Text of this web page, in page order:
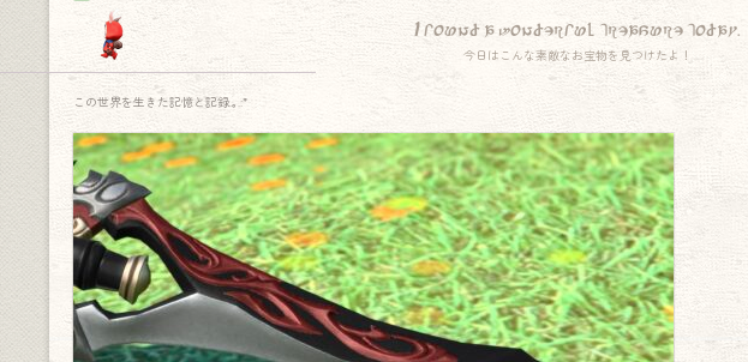
I found a wonderful treasure today.
今日はこんな素敵なお宝物を見つけたよ！
この世界を生きた記憶と記録.｡.:*